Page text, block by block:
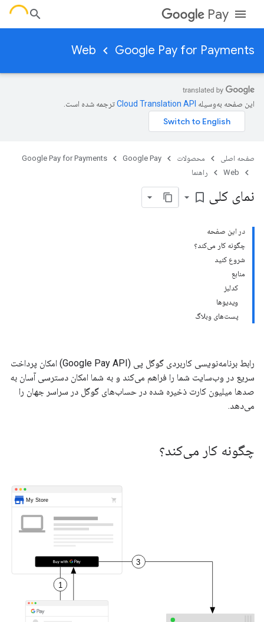
Pay
Google Pay for Payments
Web
این صفحه به‌وسیله ترجمه شده است.
صفحه اصلی محصولات Google Pay
Google Pay for Payments
Web
راهنما
نمای کلی bookmark_border
در این صفحه
چگونه کار می‌کند؟
شروع کنید
منابع
کدلبز
ویدیوها
پست‌های وبلاگ
رابط برنامه‌نویسی کاربردی گوگل پی (Google Pay API) امکان پرداخت
سریع در وب‌سایت شما را فراهم می‌کند و به شما امکان دسترسی آسان به
صدها میلیون کارت ذخیره شده در حساب‌های گوگل در سراسر جهان را
می‌دهد.
چگونه کار می‌کند؟